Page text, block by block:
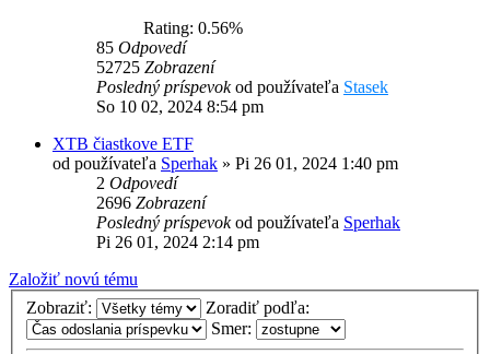
Rating: 0.56%
85 Odpovedí
52725 Zobrazení
Posledný príspevokod používateľa Stasek
So 10 02, 2024 8:54 pm
XTB čiastkove ETF
od používateľa Sperhak » Pi 26 01, 2024 1:40 pm
2 Odpovedí
2696 Zobrazení
Posledný príspevokod používateľa Sperhak
Pi 26 01, 2024 2:14 pm
Založiť novú tému
Zobraziť:
Zoradiť podľa:
Smer: